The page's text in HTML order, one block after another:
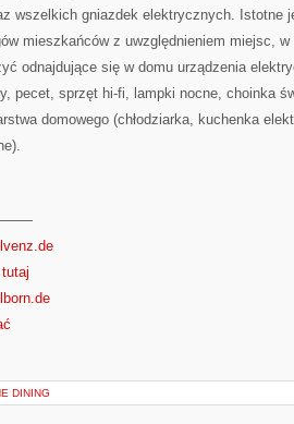
wszelkich gniazdek elektrycznych. Istotne
mieszkańców z uwzględnieniem miejsc,
odnajdujące się w domu urządzenia
pecet, sprzęt hi-fi, lampki nocne, choinka
domowego (chłodziarka, kuchenka
DINING